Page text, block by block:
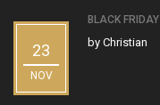
23
NOV
BLACK FRIDAY
by Christian